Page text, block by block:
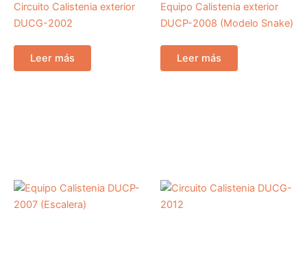
Circuito Calistenia exterior
DUCG-2002
Leer más
Equipo Calistenia exterior
DUCP-2008 (Modelo Snake)
Leer más